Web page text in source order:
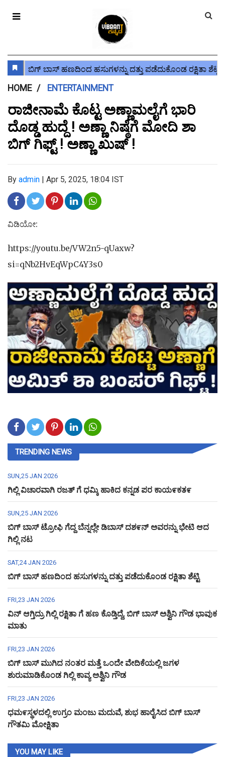
HOME ENTERTAINMENT
ರಾಜೀನಾಮೆ ಕೊಟ್ಟ ಅಣ್ಣಾಮಲೈಗೆ ಭಾರಿ
ದೊಡ್ಡ ಹುದ್ದೆ ! ಅಣ್ಣಾ ನಿಷ್ಠೆಗೆ ಮೋದಿ ಶಾ
ಬಿಗ್ ಗಿಫ್ಟ್ ! ಅಣ್ಣಾ ಖುಷ್ !
By admin | Apr 5, 2025, 18:04 IST
ವಿಡಿಯೋ:
https://youtu.be/VW2n5-qUaxw?
si=qNb2HvEqWpC4Y3s0
TRENDING NEWS
SUN,25 JAN 2026
ಗಿಲ್ಲಿ ವಿಚಾರವಾಗಿ ರಜತ್ ಗೆ ಧಮ್ಕಿ ಹಾಕಿದ ಕನ್ನಡ ಪರ ಕಾಯ೯ಕತ೯
SUN,25 JAN 2026
ಬಿಗ್ ಬಾಸ್ ಟ್ರೋಫಿ ಗೆದ್ದ ಬೆನ್ನಲ್ಲೇ ಡಿಬಾಸ್ ದಶ೯ನ್ ಅವರನ್ನು ಭೇಟಿ ಆದ
ಗಿಲ್ಲಿ ನಟ
SAT,24 JAN 2026
ಬಿಗ್ ಬಾಸ್ ಹಣದಿಂದ ಹಸುಗಳನ್ನು ದತ್ತು ಪಡೆದುಕೊಂಡ ರಕ್ಷಿತಾ ಶೆಟ್ಟಿ
FRI,23 JAN 2026
ವಿನ್ ಆಗ್ತಿದ್ರು ಗಿಲ್ಲಿ ರಕ್ಷಿತಾ ಗೆ ಹಣ ಕೊಡ್ತಿದ್ದೆ, ಬಿಗ್ ಬಾಸ್ ಅಶ್ವಿನಿ ಗೌಡ ಭಾವುಕ
ಮಾತು
FRI,23 JAN 2026
ಬಿಗ್ ಬಾಸ್ ಮುಗಿದ ನಂತರ ಮತ್ತೆ ಒಂದೇ ವೇದಿಕೆಯಲ್ಲಿ ಜಗಳ
ಶುರುಮಾಡಿಕೊಂಡ ಗಿಲ್ಲಿ ಕಾವ್ಯ ಅಶ್ವಿನಿ ಗೌಡ
FRI,23 JAN 2026
ಧಮ೯ಸ್ಥಳದಲ್ಲಿ ಉಗ್ರಂ ಮಂಜು ಮದುವೆ, ಶುಭ ಹಾರೈಸಿದ ಬಿಗ್ ಬಾಸ್
ಗೌತಮಿ ಮೋಕ್ಷಿತಾ
YOU MAY LIKE